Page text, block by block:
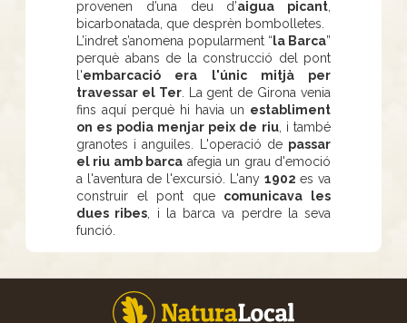
provenen d’una deu d’aigua picant
bicarbonatada, que desprèn bombolletes.
L’indret s’anomena popularment “ la Barca”
perquè abans de la construcció del pont
l'embarcació era l'únic mitjà per
travessar el Ter. La gent de Girona venia
fins aquí perquè hi havia un establiment
on es podia menjar peix de riu, i també
granotes i anguiles. L'operació de passar
el riu amb barca afegia un grau d'emoció
a l'aventura de l'excursió. L'any 1902 es va
construir el pont que comunicava les
dues ribes , i la barca va perdre la seva
funció.